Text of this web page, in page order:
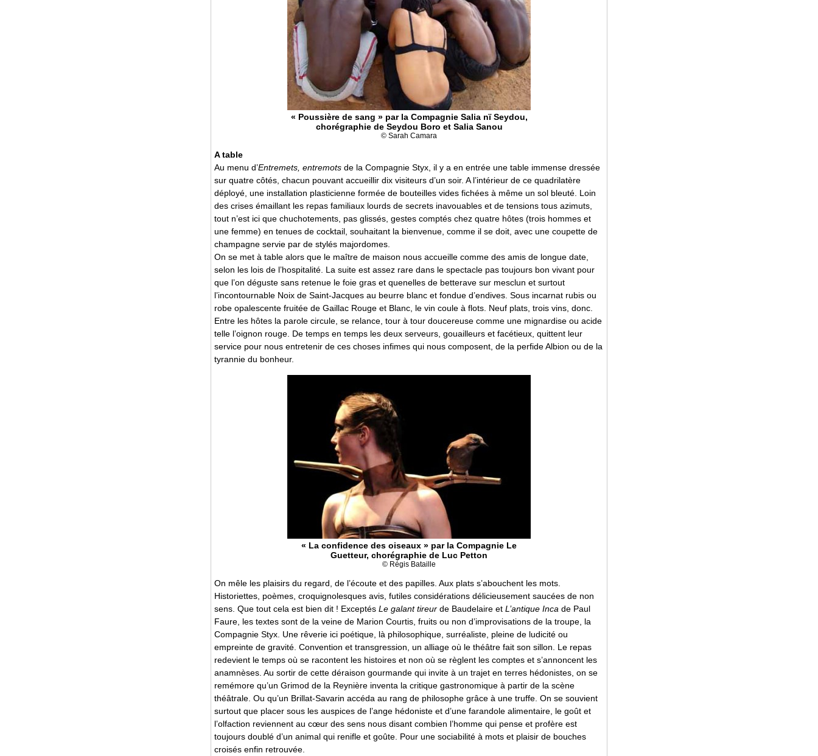
« Poussière de sang » par la Compagnie Salia nï Seydou,
chorégraphie de Seydou Boro et Salia Sanou
© Sarah Camara
A table
Au menu d’Entremets, entremots de la Compagnie Styx, il y a en entrée une table immense dressée
sur quatre côtés, chacun pouvant accueillir dix visiteurs d’un soir. A l’intérieur de ce quadrilatère
déployé, une installation plasticienne formée de bouteilles vides fichées à même un sol bleuté. Loin
des crises émaillant les repas familiaux lourds de secrets inavouables et de tensions tous azimuts,
tout n’est ici que chuchotements, pas glissés, gestes comptés chez quatre hôtes (trois hommes et
une femme) en tenues de cocktail, souhaitant la bienvenue, comme il se doit, avec une coupette de
champagne servie par de stylés majordomes.
On se met à table alors que le maître de maison nous accueille comme des amis de longue date,
selon les lois de l’hospitalité. La suite est assez rare dans le spectacle pas toujours bon vivant pour
que l’on déguste sans retenue le foie gras et quenelles de betterave sur mesclun et surtout
l’incontournable Noix de Saint-Jacques au beurre blanc et fondue d’endives. Sous incarnat rubis ou
robe opalescente fruitée de Gaillac Rouge et Blanc, le vin coule à flots. Neuf plats, trois vins, donc.
Entre les hôtes la parole circule, se relance, tour à tour doucereuse comme une mignardise ou acide
telle l’oignon rouge. De temps en temps les deux serveurs, gouailleurs et facétieux, quittent leur
service pour nous entretenir de ces choses infimes qui nous composent, de la perfide Albion ou de la
tyrannie du bonheur.
« La confidence des oiseaux » par la Compagnie Le
Guetteur, chorégraphie de Luc Petton
© Régis Bataille
On mêle les plaisirs du regard, de l’écoute et des papilles. Aux plats s’abouchent les mots.
Historiettes, poèmes, croquignolesques avis, futiles considérations délicieusement saucées de non
sens. Que tout cela est bien dit ! Exceptés Le galant tireur de Baudelaire et L’antique Inca de Paul
Faure, les textes sont de la veine de Marion Courtis, fruits ou non d’improvisations de la troupe, la
Compagnie Styx. Une rêverie ici poétique, là philosophique, surréaliste, pleine de ludicité ou
empreinte de gravité. Convention et transgression, un alliage où le théâtre fait son sillon. Le repas
redevient le temps où se racontent les histoires et non où se règlent les comptes et s’annoncent les
anamnèses. Au sortir de cette déraison gourmande qui invite à un trajet en terres hédonistes, on se
remémore qu’un Grimod de la Reynière inventa la critique gastronomique à partir de la scène
théâtrale. Ou qu’un Brillat-Savarin accéda au rang de philosophe grâce à une truffe. On se souvient
surtout que placer sous les auspices de l’ange hédoniste et d’une farandole alimentaire, le goût et
l’olfaction reviennent au cœur des sens nous disant combien l’homme qui pense et profère est
toujours doublé d’un animal qui renifle et goûte. Pour une sociabilité à mots et plaisir de bouches
croisés enfin retrouvée.